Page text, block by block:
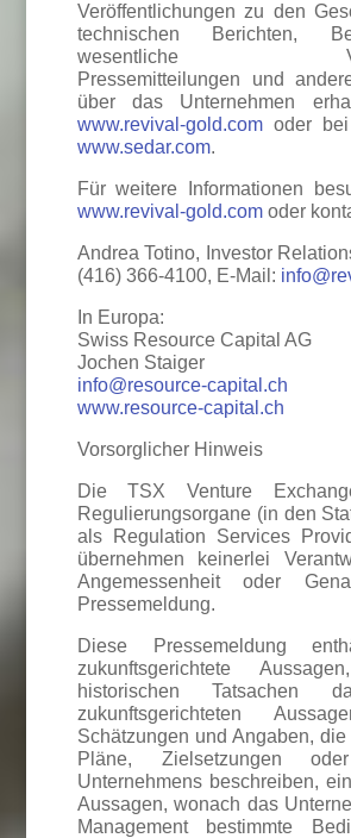
Veröffentlichungen zu den
technischen Berichten,
wesentliche
Pressemitteilungen und
über das Unternehmen
www.revival-gold.comoder bei
www.sedar.com.
Für weitere Informationen
www.revival-gold.comoder
Andrea Totino, Investor
(416) 366-4100, E-Mail:
In Europa:
Swiss Resource Capital AG
Jochen Staiger
info@resource-capital.ch
www.resource-capital.ch
Vorsorglicher Hinweis
Die TSX Venture
Regulierungsorgane (in den
als Regulation Services
übernehmen keinerlei
Angemessenheit oder
Pressemeldung.
Diese Pressemeldung
zukunftsgerichtete
historischen Tatsachen
zukunftsgerichteten
Schätzungen und Angaben,
Pläne, Zielsetzungen
Unternehmens beschreiben,
Aussagen, wonach das
Management bestimmte